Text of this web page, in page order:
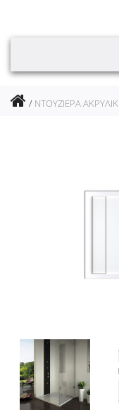
ΝΤΟΥΖΙΕΡΑ